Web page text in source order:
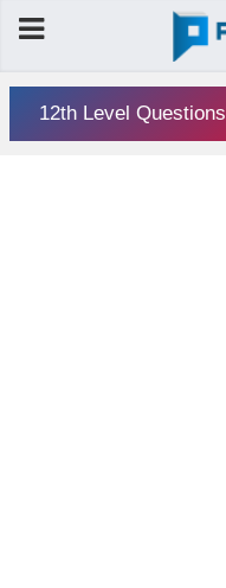
12th Level Questions